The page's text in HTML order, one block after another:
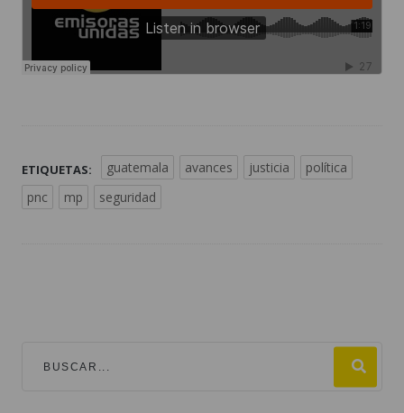
ETIQUETAS: guatemala avances justicia
política
pnc
mp seguridad